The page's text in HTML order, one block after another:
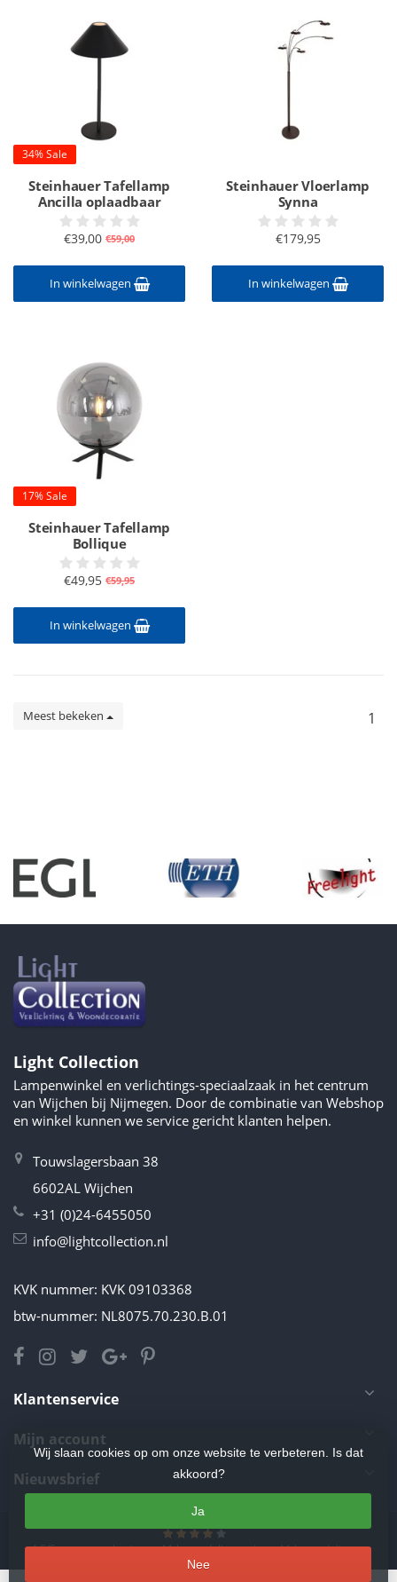
34% Sale
Steinhauer Tafellamp
Ancilla oplaadbaar
€39,00 €59,00
In winkelwagen
Steinhauer Vloerlamp
Synna
€179,95
In winkelwagen
17% Sale
Steinhauer Tafellamp
Bollique
€49,95 €59,95
In winkelwagen
Meest bekeken 1
Light Collection
Lampenwinkel en verlichtings-speciaalzaak in het centrum
van Wijchen bij Nijmegen. Door de combinatie van Webshop
en winkel kunnen we service gericht klanten helpen.
Touwslagersbaan 38
6602AL Wijchen
+31 (0)24-6455050
info@lightcollection.nl
KVK nummer: KVK 09103368
btw-nummer: NL8075.70.230.B.01
Klantenservice
Mijn account
Nieuwsbrief
4.5/5sterren op basis van11beoordelingen.Lees 11 beoordelingen
Wij slaan cookies op om onze website te verbeteren. Is dat
akkoord?
Ja
Nee